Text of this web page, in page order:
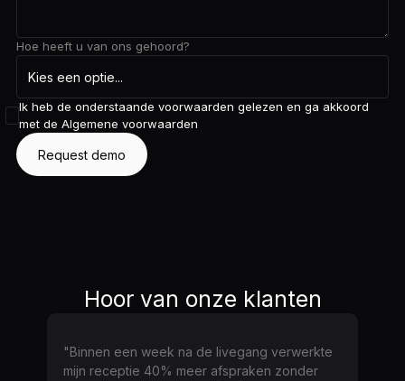
Hoe heeft u van ons gehoord?
Ik heb de onderstaande voorwaarden gelezen en ga akkoord
met de Algemene voorwaarden
Hoor van onze klanten
"Binnen een week na de livegang verwerkte
mijn receptie 40% meer afspraken zonder